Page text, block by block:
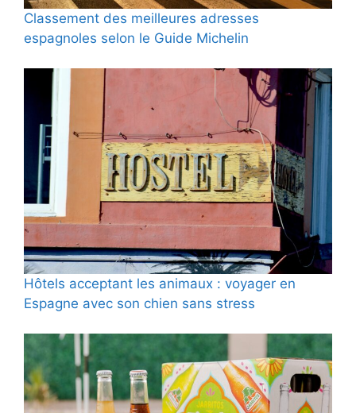
Classement des meilleures adresses
espagnoles selon le Guide Michelin
Hôtels acceptant les animaux : voyager en
Espagne avec son chien sans stress